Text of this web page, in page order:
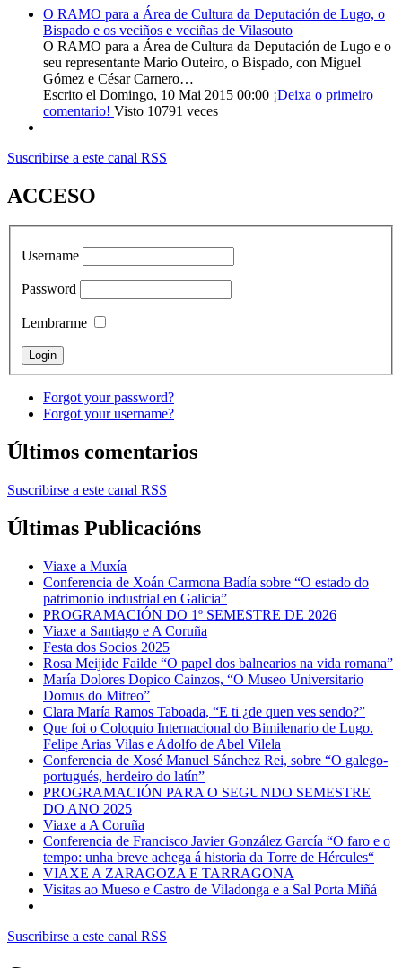
O RAMO para a Área de Cultura da Deputación de Lugo, o
Bispado e os veciños e veciñas de Vilasouto
O RAMO para a Área de Cultura da Deputación de Lugo e o
seu representante Mario Outeiro, o Bispado, con Miguel
Gómez e César Carnero…
Escrito el Domingo, 10 Mai 2015 00:00 ¡Deixa o primeiro
comentario! Visto 10791 veces
Suscribirse a este canal RSS
ACCESO
Username
Password
Lembrarme
Forgot your password?
Forgot your username?
Últimos comentarios
Suscribirse a este canal RSS
Últimas Publicacións
Viaxe a Muxía
Conferencia de Xoán Carmona Badía sobre “O estado do
patrimonio industrial en Galicia”
PROGRAMACIÓN DO 1º SEMESTRE DE 2026
Viaxe a Santiago e A Coruña
Festa dos Socios 2025
Rosa Meijide Failde “O papel dos balnearios na vida romana”
María Dolores Dopico Cainzos, “O Museo Universitario
Domus do Mitreo”
Clara María Ramos Taboada, “E ti ¿de quen ves sendo?”
Que foi o Coloquio Internacional do Bimilenario de Lugo.
Felipe Arias Vilas e Adolfo de Abel Vilela
Conferencia de Xosé Manuel Sánchez Rei, sobre “O galego-
portugués, herdeiro do latín”
PROGRAMACIÓN PARA O SEGUNDO SEMESTRE
DO ANO 2025
Viaxe a A Coruña
Conferencia de Francisco Javier González García “O faro e o
tempo: unha breve achega á historia da Torre de Hércules“
VIAXE A ZARAGOZA E TARRAGONA
Visitas ao Mueso e Castro de Viladonga e a Sal Porta Miñá
Suscribirse a este canal RSS